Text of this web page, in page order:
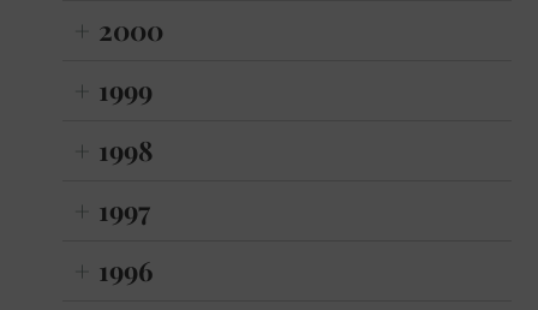
2000
1999
1998
1997
1996